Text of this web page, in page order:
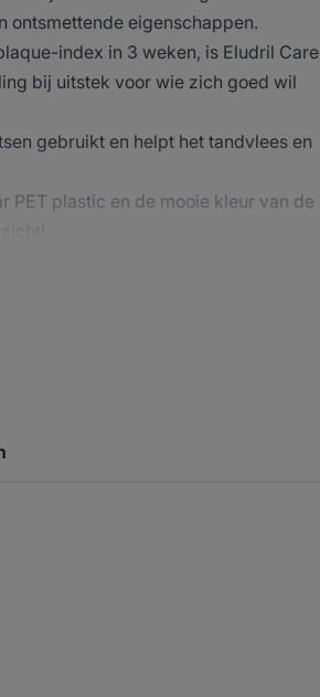
eigenschappen.
index in 3 weken, is Eludril Care
bij uitstek voor wie zich goed wil
gebruikt en helpt het tandvlees en
PET plastic en de mooie kleur van de
gebruikt door mensen met een
6 jaar.
is een